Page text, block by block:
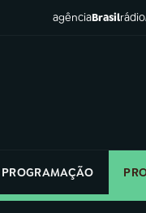
agênciaBrasilrádio
PROGRAMAÇÃO